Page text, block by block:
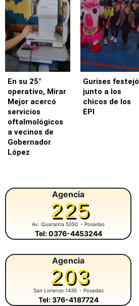
En su 25°
operativo, Mirar
Mejor acercó
servicios
oftalmológicos
a vecinos de
Gobernador
López
Gurises festejó
junto a los
chicos de los
EPI
Agencia
225
Av. Quaranta 5050 - Posadas
Tel: 0376-4453244
Agencia
203
San Lorenzo 1435 - Posadas
Tel: 376-4187724